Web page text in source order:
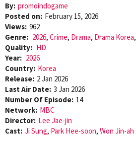
By: promoindogame
Posted on: February 15, 2026
Views: 962
Genre: 2026, Crime, Drama, Drama Korea,
Quality: HD
Year: 2026
Country: Korea
Release: 2 Jan 2026
Last Air Date: 3 Jan 2026
Number Of Episode: 14
Network: MBC
Director: Lee Jae-jin
Cast: Ji Sung, Park Hee-soon, Won Jin-ah